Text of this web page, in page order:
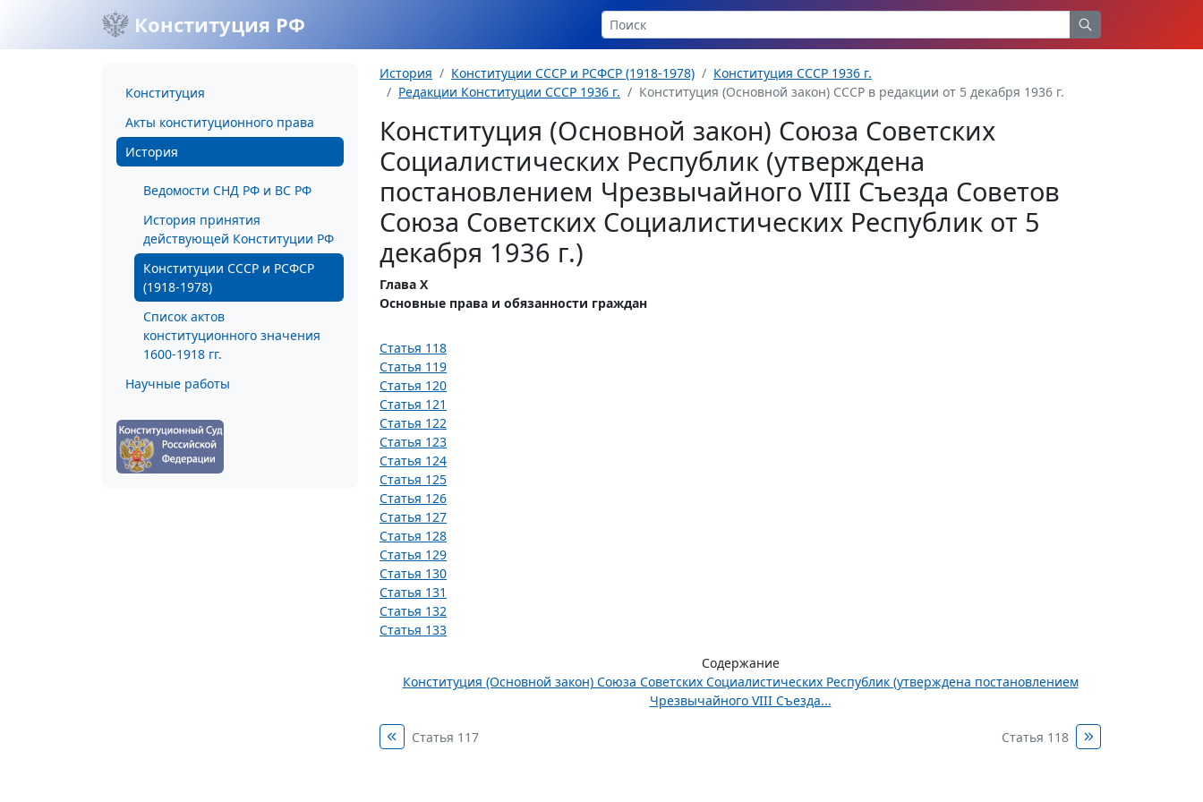
Конституция РФ
Конституция
Акты конституционного права
История
Ведомости СНД РФ и ВС РФ
История принятия
действующей Конституции РФ
Конституции СССР и РСФСР
(1918-1978)
Список актов
конституционного значения
1600-1918 гг.
Научные работы
История Конституции СССР и РСФСР (1918-1978)
Конституция СССР 1936 г.
Редакции Конституции СССР 1936 г.
Конституция (Основной закон) СССР в редакции от 5 декабря 1936 г.
Конституция (Основной закон) Союза Советских
Социалистических Республик (утверждена
постановлением Чрезвычайного VIII Съезда Советов
Союза Советских Социалистических Республик от 5
декабря 1936 г.)
Глава Х
Основные права и обязанности граждан
Статья 118
Статья 119
Статья 120
Статья 121
Статья 122
Статья 123
Статья 124
Статья 125
Статья 126
Статья 127
Статья 128
Статья 129
Статья 130
Статья 131
Статья 132
Статья 133
Содержание
Конституция (Основной закон) Союза Советских Социалистических Республик (утверждена постановлением
Чрезвычайного VIII Съезда...
Статья 117 Статья 118